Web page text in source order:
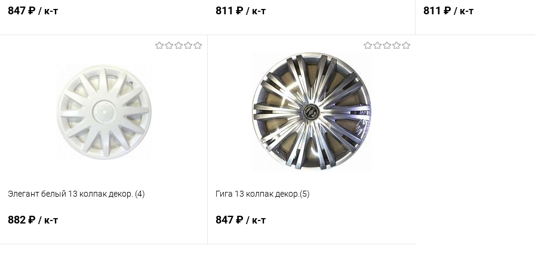
847 ₽ / к-т
Купить в 1 клик Сравнение
В избранное В наличии
811 ₽ / к-т
В корзину
Купить в 1 клик Сравнение
В избранное В наличии
811 ₽ / к-т
Элегант белый 13 колпак декор. (4)
882 ₽ / к-т
Гига 13 колпак декор.(5)
847 ₽ / к-т